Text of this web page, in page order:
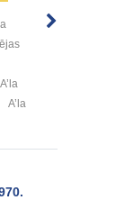
A’la
A’la